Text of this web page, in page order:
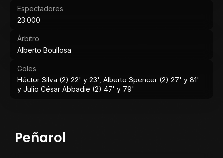
Espectadores
23.000
Árbitro
Alberto Boullosa
Goles
Héctor Silva (2) 22' y 23', Alberto Spencer (2) 27' y 81'
y Julio César Abbadie (2) 47' y 79'
Peñarol